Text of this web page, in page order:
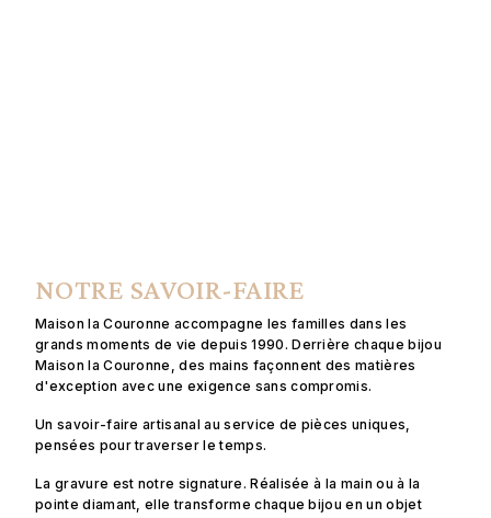
NOTRE SAVOIR-FAIRE
Maison la Couronne accompagne les familles dans les
grands moments de vie depuis 1990. Derrière chaque bijou
Maison la Couronne, des mains façonnent des matières
d'exception avec une exigence sans compromis.
Un savoir-faire artisanal au service de pièces uniques,
pensées pour traverser le temps.
La gravure est notre signature. Réalisée à la main ou à la
pointe diamant, elle transforme chaque bijou en un objet